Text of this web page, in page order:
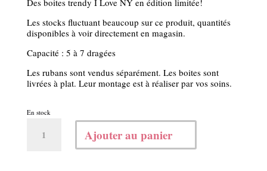
Des boites trendy I Love NY en édition limitée!
Les stocks fluctuant beaucoup sur ce produit, quantités
disponibles à voir directement en magasin.
Capacité : 5 à 7 dragées
Les rubans sont vendus séparément. Les boites sont
livrées à plat. Leur montage est à réaliser par vos soins.
En stock
Ajouter au panier